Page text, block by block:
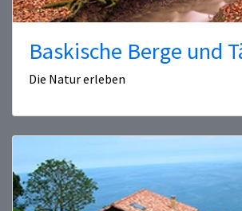
Baskische Berge und
Die Natur erleben